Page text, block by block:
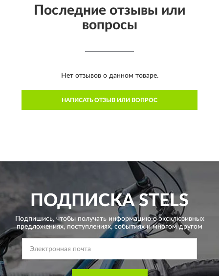
Последние отзывы или
вопросы
Нет отзывов о данном товаре.
НАПИСАТЬ ОТЗЫВ ИЛИ ВОПРОС
ПОДПИСКАSTELS
Подпишись, чтобы получать информацию о эксклюзивных
предложениях, поступлениях, событиях и многом другом